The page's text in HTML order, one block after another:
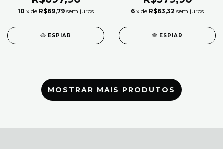
10 x de R$69,79 sem juros
ESPIAR
6 x de R$63,32 sem juros
ESPIAR
MOSTRAR MAIS PRODUTOS